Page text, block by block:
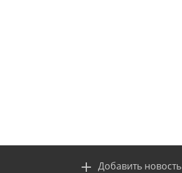
Добавить новость